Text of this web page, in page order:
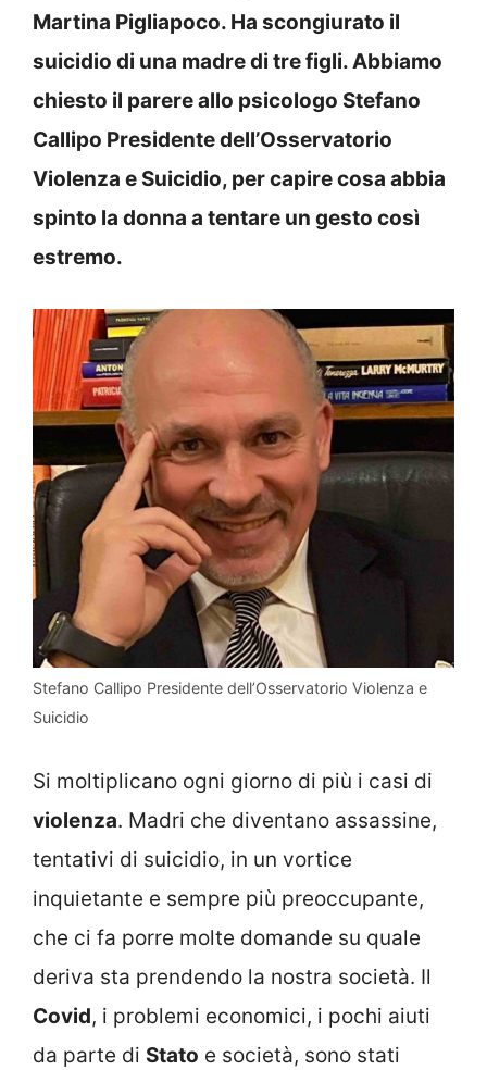
Martina Pigliapoco. Ha scongiurato il
suicidio di una madre di tre figli. Abbiamo
chiesto il parere allo psicologo Stefano
Callipo Presidente dell’Osservatorio
Violenza e Suicidio, per capire cosa abbia
spinto la donna a tentare un gesto così
estremo.
Stefano Callipo Presidente dell’Osservatorio Violenza e
Suicidio
Si moltiplicano ogni giorno di più i casi di
violenza. Madri che diventano assassine,
tentativi di suicidio, in un vortice
inquietante e sempre più preoccupante,
che ci fa porre molte domande su quale
deriva sta prendendo la nostra società. Il
Covid, i problemi economici, i pochi aiuti
da parte di Stato e società, sono stati